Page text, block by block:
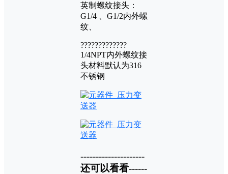
英制螺纹接头：
G1/4 、G1/2内外螺
纹、
?????????????
1/4NPT内外螺纹接
头材料默认为316
不锈钢
---------------------
还可以看看------